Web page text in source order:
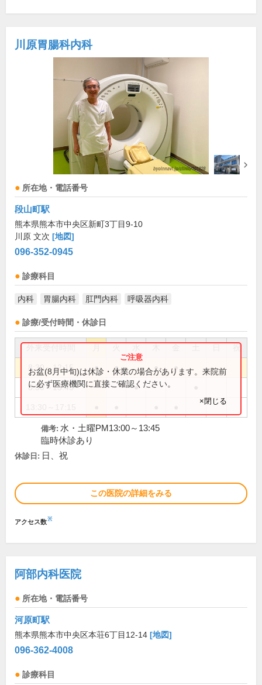
川原胃腸科内科
所在地・電話番号
段山町駅
熊本県熊本市中央区新町3丁目9-10
川原 文次 [地図]
096-352-0945
診療科目
内科 胃腸内科 肛門内科 呼吸器内科
診療/受付時間・休診日
祝
8:30～12:15 ● ● ● ●
8:30～13:45 ●
お盆(8月中旬)は休診・休業の場合があります。来院前
に必ず医療機関に直接ご確認ください。
×閉じる
備考: 水・土曜PM13:00～13:45
臨時休診あり
休診日: 日、祝
この医院の詳細をみる
アクセス数※
阿部内科医院
所在地・電話番号
河原町駅
熊本県熊本市中央区本荘6丁目12-14 [地図]
096-362-4008
診療科目